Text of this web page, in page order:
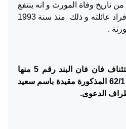
من تاريخ وفاة المورث و انه ينتفع
بها و يسكن بمفرده هو و افراد عائلته و ذلك منذ سنة 1993
.
و بالرجوع الى لائحة الاستئناف فان فان البند رقم 5 منها
يشير الى ان القطعة رقم 62/1 المذكورة مقيدة باسم سعيد
الدعوى.